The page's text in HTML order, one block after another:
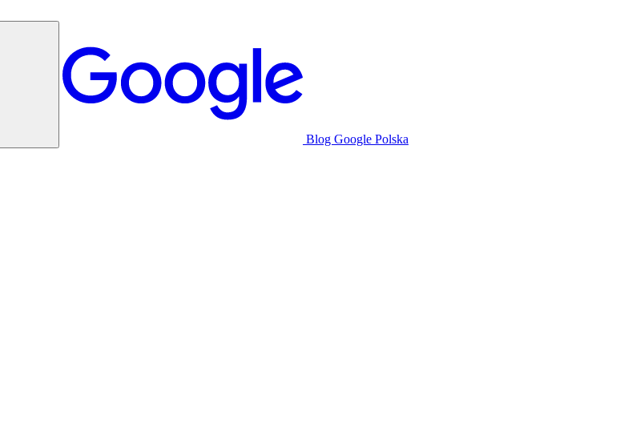
Blog Google Polska